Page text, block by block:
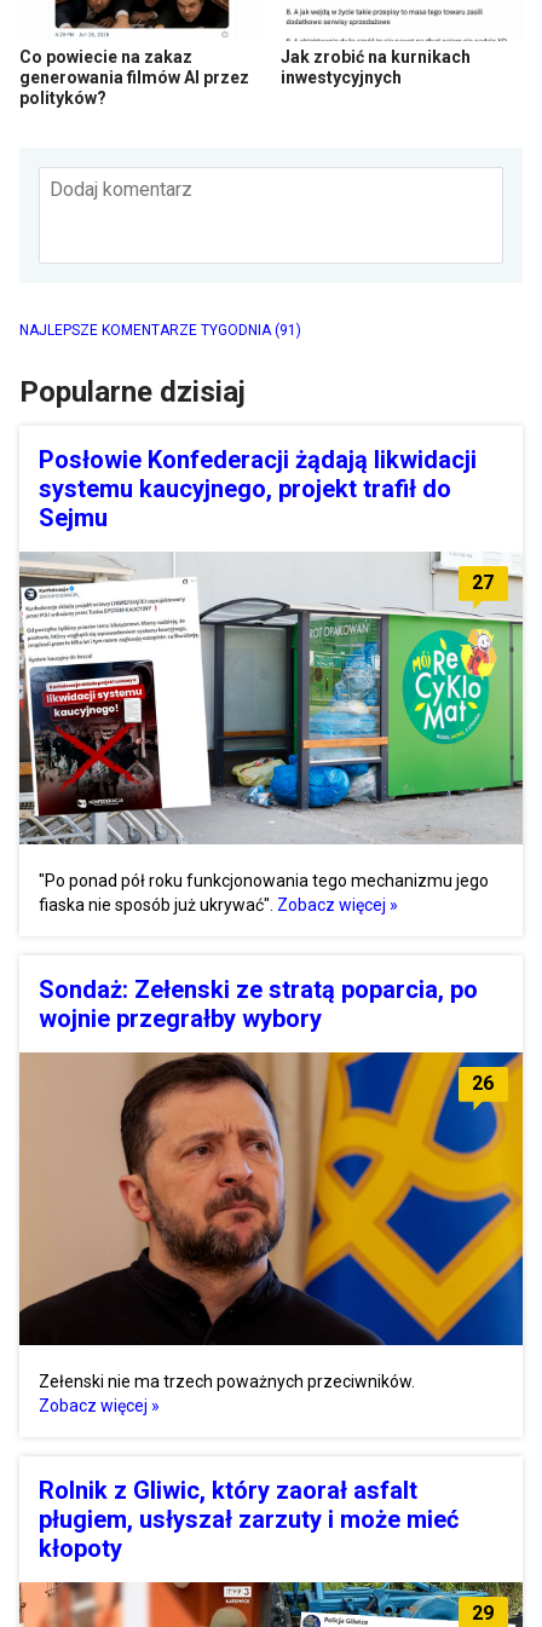
Co powiecie na zakaz
generowania filmów AI przez
polityków?
Jak zrobić na kurnikach
inwestycyjnych
Dodaj komentarz
NAJLEPSZE KOMENTARZE TYGODNIA(91)
Popularne dzisiaj
Posłowie Konfederacji żądają likwidacji
systemu kaucyjnego, projekt trafił do
Sejmu
27
"Po ponad pół roku funkcjonowania tego mechanizmu jego
fiaska nie sposób już ukrywać". Zobacz więcej »
Sondaż: Zełenski ze stratą poparcia, po
wojnie przegrałby wybory
26
Zełenski nie ma trzech poważnych przeciwników.
Zobacz więcej »
Rolnik z Gliwic, który zaorał asfalt
pługiem, usłyszał zarzuty i może mieć
kłopoty
29